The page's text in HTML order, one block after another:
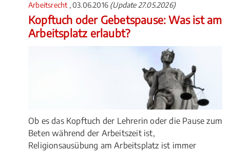
Arbeitsrecht , 03.06.2016 (Update 27.05.2026)
Kopftuch oder Gebetspause: Was ist am
Arbeitsplatz erlaubt?
Ob es das Kopftuch der Lehrerin oder die Pause zum
Beten während der Arbeitszeit ist,
Religionsausübung am Arbeitsplatz ist immer